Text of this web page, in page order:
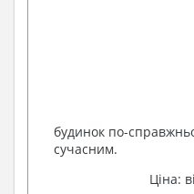
Фасади з даними
Елементи
Дані перемичок –
Обсяги основних
Архітектурні
2. До складу
входять:
Загальні дані по
будинок по-
сучасним.
Ціна: